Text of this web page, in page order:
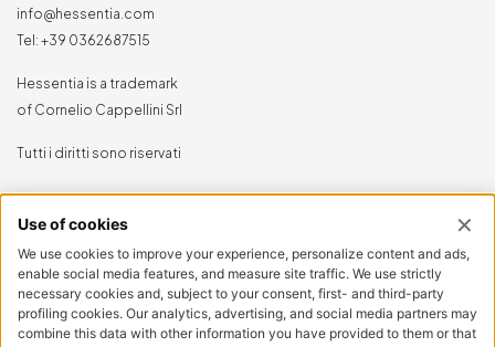
info@hessentia.com
Tel: +39 0362687515
Hessentia is a trademark
of Cornelio Cappellini Srl
Tutti i diritti sono riservati
Log in
Registrati ora
Reimposta la password